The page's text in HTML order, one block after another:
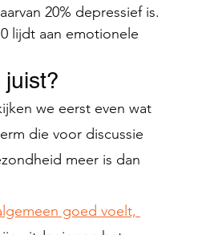
20% depressief is.
lijdt aan emotionele
we eerst even wat
die voor discussie
meer is dan
goed voelt,